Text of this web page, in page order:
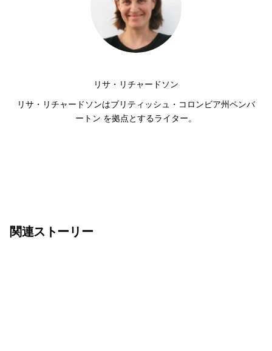
リサ・リチャードソン
リサ・リチャードソンはブリティッシュ・コロンビア州ペンバ
ートン を拠点とするライター。
関連ストーリー